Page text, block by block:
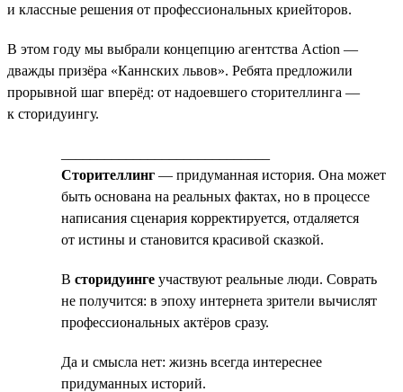
и классные решения от профессиональных криейторов.
В этом году мы выбрали концепцию агентства Action —
дважды призёра «Каннских львов». Ребята предложили
прорывной шаг вперёд: от надоевшего сторителлинга —
к сторидуингу.
Сторителлинг — придуманная история. Она может
быть основана на реальных фактах, но в процессе
написания сценария корректируется, отдаляется
от истины и становится красивой сказкой.
В сторидуинге участвуют реальные люди. Соврать
не получится: в эпоху интернета зрители вычислят
профессиональных актёров сразу.
Да и смысла нет: жизнь всегда интереснее
придуманных историй.